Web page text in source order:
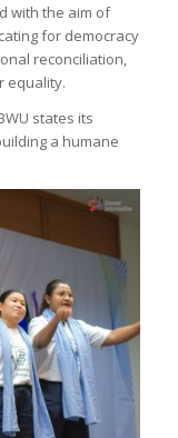
with the aim of
for democracy
reconciliation,
equality.
states its
a humane